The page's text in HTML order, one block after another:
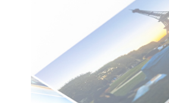
20х30
30х40
А4
Фото
в
рамке
10х10
10×15